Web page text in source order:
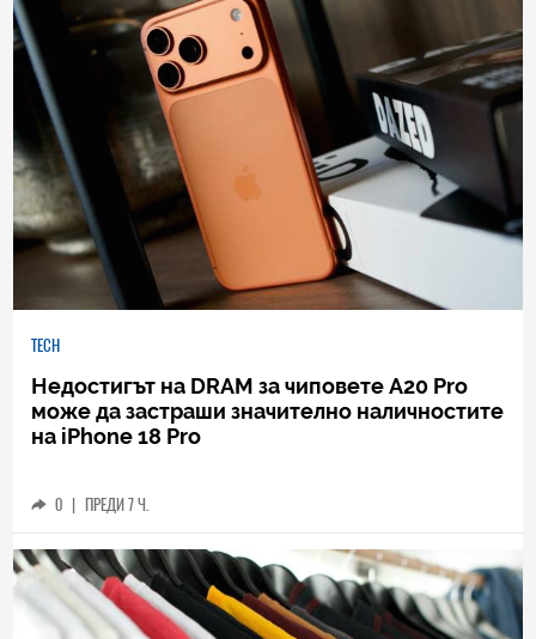
TECH
Недостигът на DRAM за чиповете A20 Pro
може да застраши значително наличностите
на iPhone 18 Pro
0 | ПРЕДИ 7 Ч.